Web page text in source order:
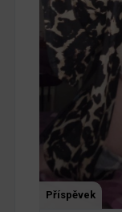
Příspěvek